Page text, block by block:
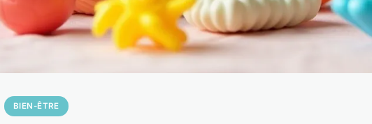
BIEN-ÊTRE